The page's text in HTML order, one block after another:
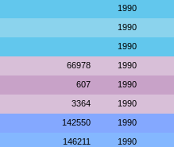
1990
1990
1990
66978 1990
607 1990
3364 1990
142550 1990
146211 1990